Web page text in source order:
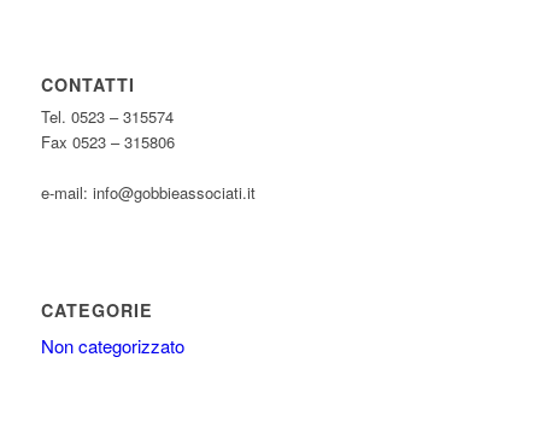
CONTATTI
Tel. 0523 – 315574
Fax 0523 – 315806
e-mail: info@gobbieassociati.it
CATEGORIE
Non categorizzato